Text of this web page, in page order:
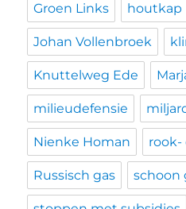
Groen Links houtkap
Johan Vollenbroek
Knuttelweg Ede
milieudefensie
Nienke Homan rook-
Russisch gas schoon